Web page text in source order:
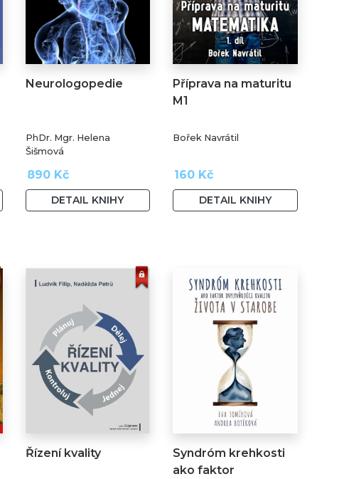
Neurologopedie
PhDr. Mgr. Helena
Šišmová
890 Kč
DETAIL KNIHY
Příprava na maturitu
M1
Bořek Navrátil
160 Kč
DETAIL KNIHY
Řízení kvality
Syndróm krehkosti
ako faktor